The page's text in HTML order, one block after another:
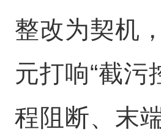
整改为契机
元打响“截污
程阻断、末